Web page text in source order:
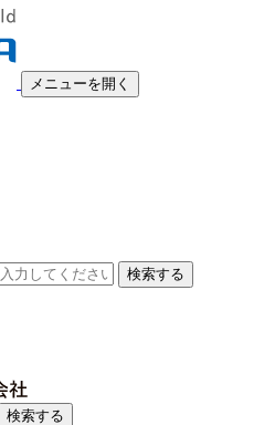
メニューを開く
検索する
検索する